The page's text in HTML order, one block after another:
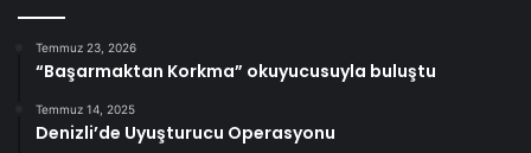
Temmuz 23, 2026
“Başarmaktan Korkma” okuyucusuyla buluştu
Temmuz 14, 2025
Denizli’de Uyuşturucu Operasyonu